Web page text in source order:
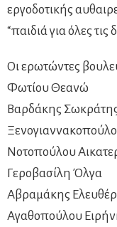
εργοδοτικής
“παιδιά για όλες τις
Οι ερωτώντες
Φωτίου Θεανώ
Βαρδάκης
Νοτοπούλου
Γεροβασίλη Όλγα
Αβραμάκης
Αγαθοπούλου